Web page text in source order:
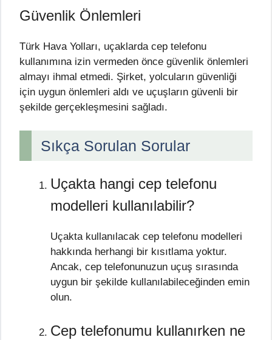
Güvenlik Önlemleri
Türk Hava Yolları, uçaklarda cep telefonu
kullanımına izin vermeden önce güvenlik önlemleri
almayı ihmal etmedi. Şirket, yolcuların güvenliği
için uygun önlemleri aldı ve uçuşların güvenli bir
şekilde gerçekleşmesini sağladı.
Sıkça Sorulan Sorular
Uçakta hangi cep telefonu
modelleri kullanılabilir?
Uçakta kullanılacak cep telefonu modelleri
hakkında herhangi bir kısıtlama yoktur.
Ancak, cep telefonunuzun uçuş sırasında
uygun bir şekilde kullanılabileceğinden emin
olun.
Cep telefonumu kullanırken ne